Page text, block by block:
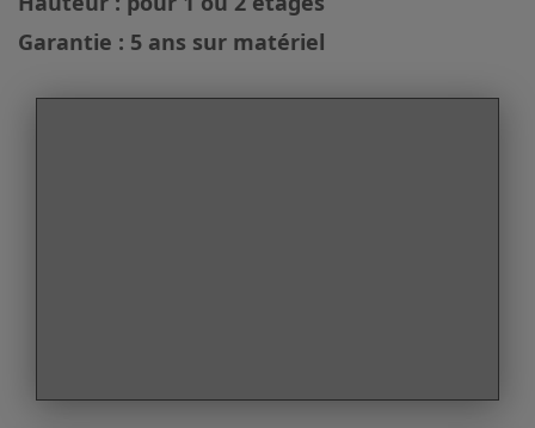
Garantie : 5 ans sur matériel